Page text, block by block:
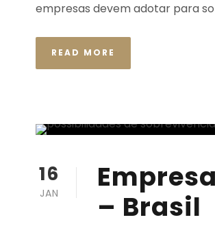
empresas devem adotar para
READ MORE
16
JAN
– Brasil